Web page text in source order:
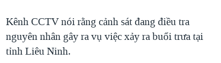
THƯỢNG ĐỈNH TRUMP-KIM TẠI VIỆT NAM
TRỊNH VĨNH BÌNH VS. CHÍNH PHỦ VIỆT NAM
Kênh CCTV nói rằng cảnh sát đang điều tra
nguyên nhân gây ra vụ việc xảy ra buổi trưa tại
tỉnh Liêu Ninh.